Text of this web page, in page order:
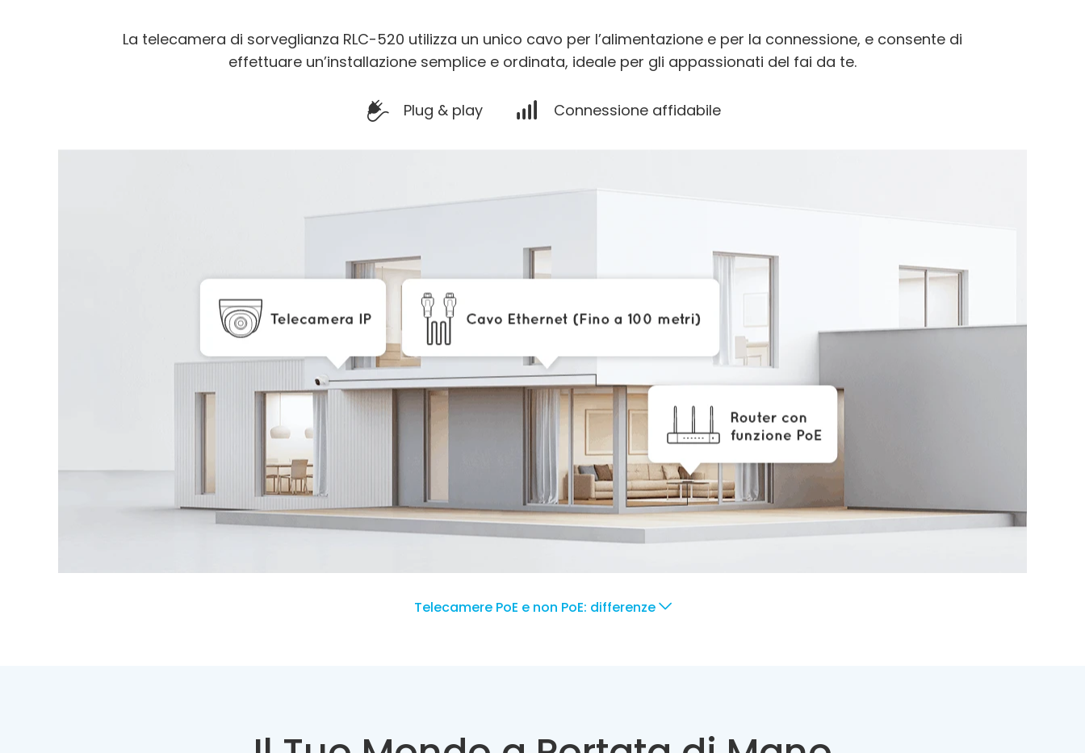
La telecamera di sorveglianza RLC-520 utilizza un unico cavo per l’alimentazione e per la connessione, e consente di
effettuare un’installazione semplice e ordinata, ideale per gli appassionati del fai da te.
Plug & play Connessione affidabile
Telecamere PoE e non PoE: differenze